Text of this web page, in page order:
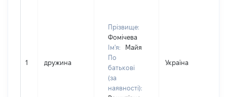
1 дружина
Прізвище:
Фомічева
Ім'я:
Майя
По
батькові
(за
наявності):
Україна